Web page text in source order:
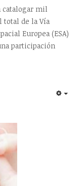
catalogar mil
total de la Vía
Europea (ESA)
participación